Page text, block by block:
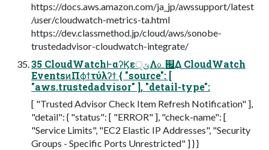
https://docs.aws.amazon.com/ja_jp/awssupport/latest
/user/cloudwatch-metrics-ta.html
https://dev.classmethod.jp/cloud/aws/sonobe-
trustedadvisor-cloudwatch-integrate/
35 CloudWatchͰαʔϏε੍ݶΛ௨஌͢Δ CloudWatch
EventsͷΠϕϯτύλʔϯ { "source": [
"aws.trustedadvisor" ], "detail-type":
[ "Trusted Advisor Check Item Refresh Notification" ],
"detail": { "status": [ "ERROR" ], "check-name": [
"Service Limits", "EC2 Elastic IP Addresses", "Security
Groups - Specific Ports Unrestricted" ] } }